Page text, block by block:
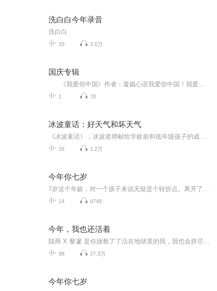
洗白白今年录音
洗白白
33 3.6万
国庆专辑
1 78
冰波童话：好天气和坏天气
26 1.2万
今年你七岁
14 8749
今年，我也还活着
98 27.3万
今年你七岁